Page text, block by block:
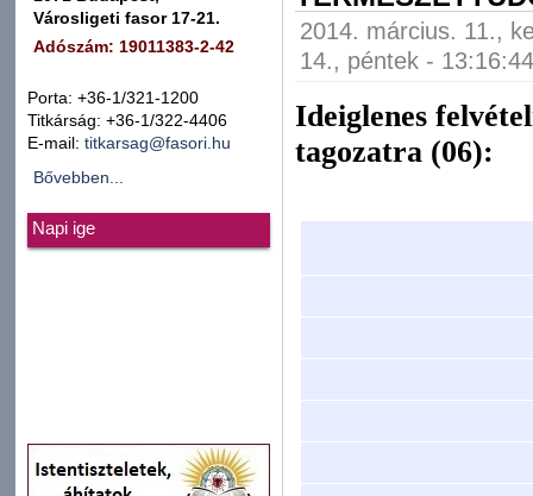
Városligeti fasor 17-21.
Adószám: 19011383-2-42
Porta: +36-1/321-1200
Titkárság: +36-1/322-4406
E-mail: titkarsag@fasori.hu
Bővebben...
Napi ige
2014. március. 11.,
14., péntek - 13:16:44
Ideiglenes
tagozatra (06):